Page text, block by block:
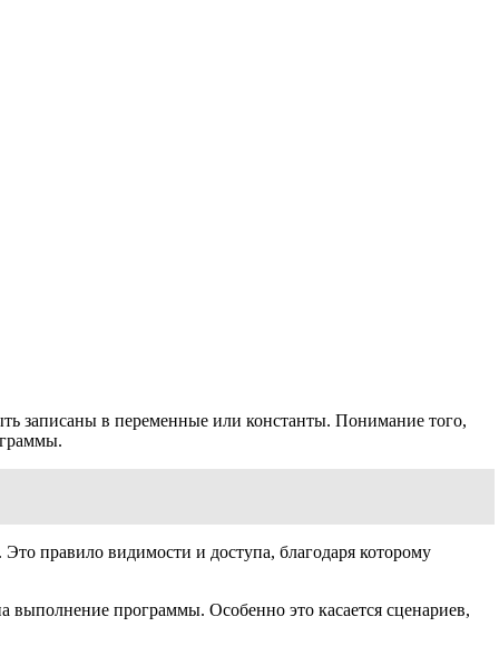
записаны в переменные или константы. Понимание того,
. Это правило видимости и доступа, благодаря которому
программы. Особенно это касается сценариев,